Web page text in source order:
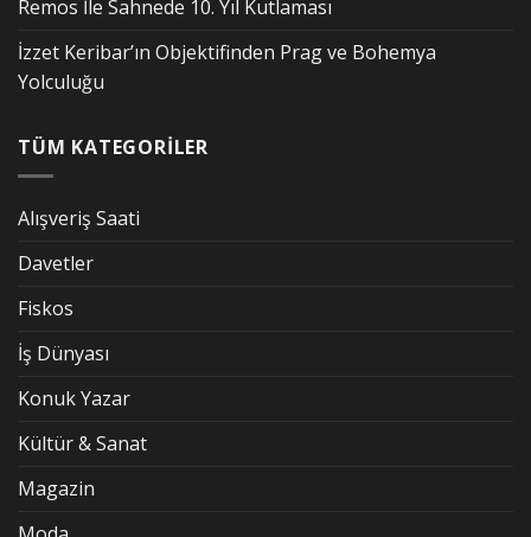
Remos İle Sahnede 10. Yıl Kutlaması
İzzet Keribar’ın Objektifinden Prag ve Bohemya
Yolculuğu
TÜM KATEGORİLER
Alışveriş Saati
Davetler
Fiskos
İş Dünyası
Konuk Yazar
Kültür & Sanat
Magazin